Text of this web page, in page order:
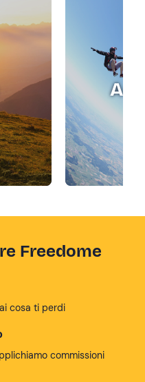
Freedome
cosa ti perdi
commissioni